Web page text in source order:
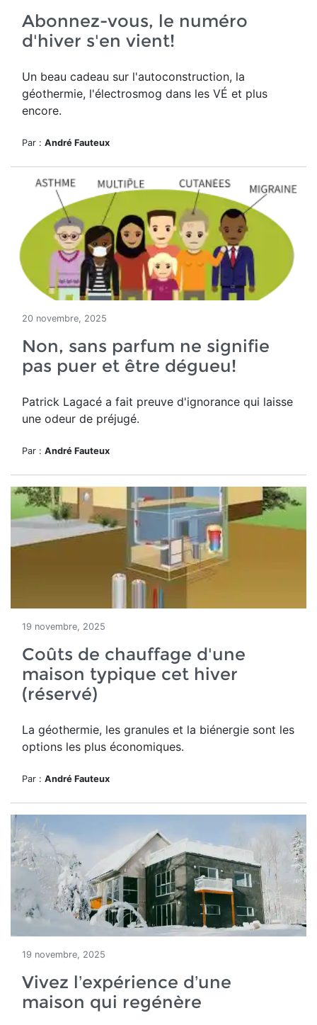
Abonnez-vous, le numéro
d'hiver s'en vient!
Un beau cadeau sur l'autoconstruction, la
géothermie, l'électrosmog dans les VÉ et plus
encore.
Par : André Fauteux
20 novembre, 2025
Non, sans parfum ne signifie
pas puer et être dégueu!
Patrick Lagacé a fait preuve d'ignorance qui laisse
une odeur de préjugé.
Par : André Fauteux
19 novembre, 2025
Coûts de chauffage d'une
maison typique cet hiver
(réservé)
La géothermie, les granules et la biénergie sont les
options les plus économiques.
Par : André Fauteux
19 novembre, 2025
Vivez l’expérience d’une
maison qui regénère